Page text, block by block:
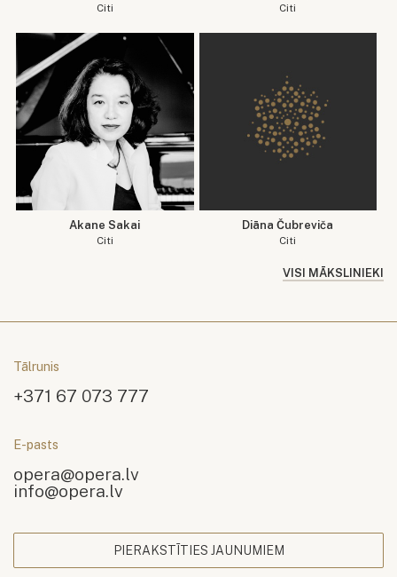
Citi Citi
Akane Sakai
Citi
Diāna Čubreviča
Citi
VISI MĀKSLINIEKI
Tālrunis
+371 67 073 777
E-pasts
opera@opera.lv
info@opera.lv
PIERAKSTĪTIES JAUNUMIEM